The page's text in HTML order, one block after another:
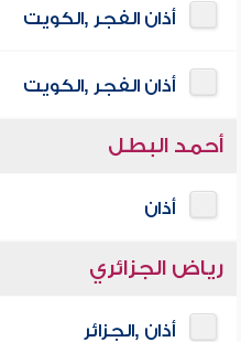
أذان الفجر ,الكويت
أذان الفجر ,الكويت
أحمد البطل
أذان
رياض الجزائري
أذان ,الجزائر